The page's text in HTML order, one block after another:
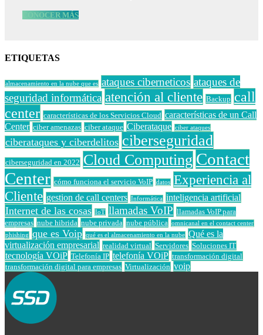
CONOCER MÁS
ETIQUETAS
almacenamiento en la nube que es ataques ciberneticos ataques de
seguridad informática atención al cliente Backup call
center características de los Servicios Cloud características de un Call
Center ciber amenazas ciber ataque Ciberataque ciber ataques
ciberataques y ciberdelitos ciberseguridad
ciberseguridad en 2022 Cloud Computing Contact
Center cómo funciona el servicio VoIP datos Experiencia al
Cliente gestion de call centers Informática inteligencia artificial
Internet de las cosas IoT llamadas VoIP llamadas VoIP para
empresas nube hibrida nube privada nube pública omnicanal en el contact center
phishing
que es Voip qué es el almacenamiento en la nube Qué es la
virtualización empresarial realidad virtual Servidores Soluciones IT
tecnología VOiP Telefonía IP telefonía VOiP transformación digital
transformación digital para empresas Virtualización voip